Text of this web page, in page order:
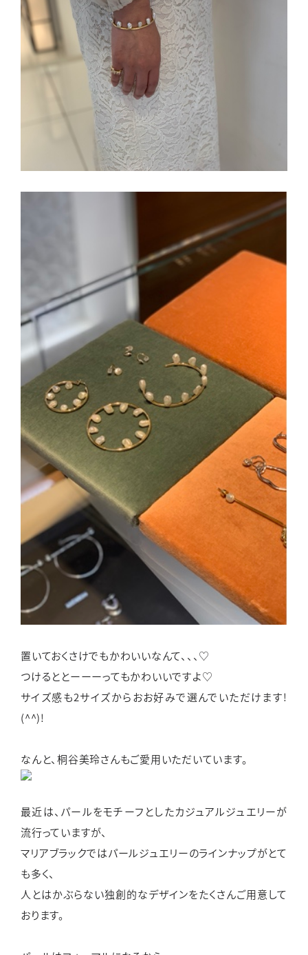
置いておくさけでもかわいいなんて、、、♡
つけるととーーーってもかわいいですよ♡
サイズ感も2サイズからおお好みで選んでいただけます!
(^^)!
なんと、桐谷美玲さんもご愛用いただいています。
最近は、パールをモチーフとしたカジュアルジュエリーが
流行っていますが、
マリアブラックではパールジュエリーのラインナップがとて
も多く、
人とはかぶらない独創的なデザインをたくさんご用意して
おります。